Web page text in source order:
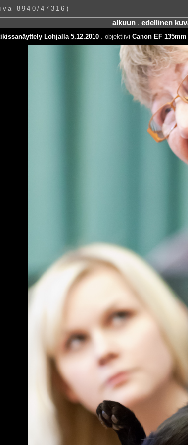
8940/47316)
alkuun. edellinen
Lohjalla 5.12.2010. objektiivi Canon EF 135mm